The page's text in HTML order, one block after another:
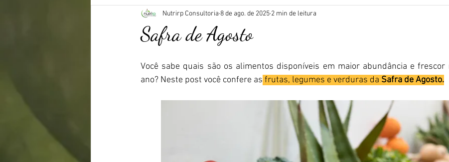
• Treinamento de Funcionários • Coffee Break
Safra de Agosto
Nutrirp Consultoria 8 de ago. de 2025 2 min de leitura
Você sabe quais são os alimentos disponíveis em maior abundância e frescor
ano? Neste post você confere as frutas, legumes e verduras da Safra de Agosto.